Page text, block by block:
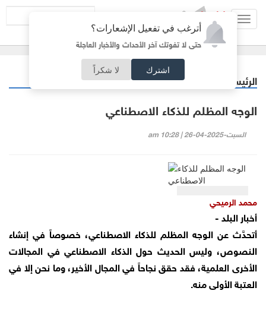
أترغب في تفعيل الإشعارات؟
حتى لا تفوتك آخر الأحداث والأخبار العاجلة
اشترك لا شكراً
الرئيسية مقالات مختارة
الوجه المظلم للذكاء الاصطناعي
السبت-2025-04-26 | 10:28 am
محمد الرميحي
أخبار البلد -
أتحدَّث عن الوجه المظلم للذكاء الاصطناعي، خصوصاً في إنشاء
النصوص، وليس الحديث حول الذكاء الاصطناعي في المجالات
الأخرى العلمية، فقد حقق نجاحاً في المجال الأخير، وما نحن إلا في
العتبة الأولى منه.